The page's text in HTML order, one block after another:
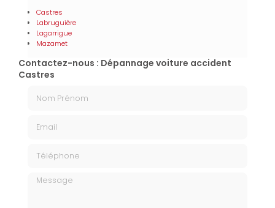
Castres
Labruguière
Lagarrigue
Mazamet
Contactez-nous : Dépannage voiture accident
Castres
Message